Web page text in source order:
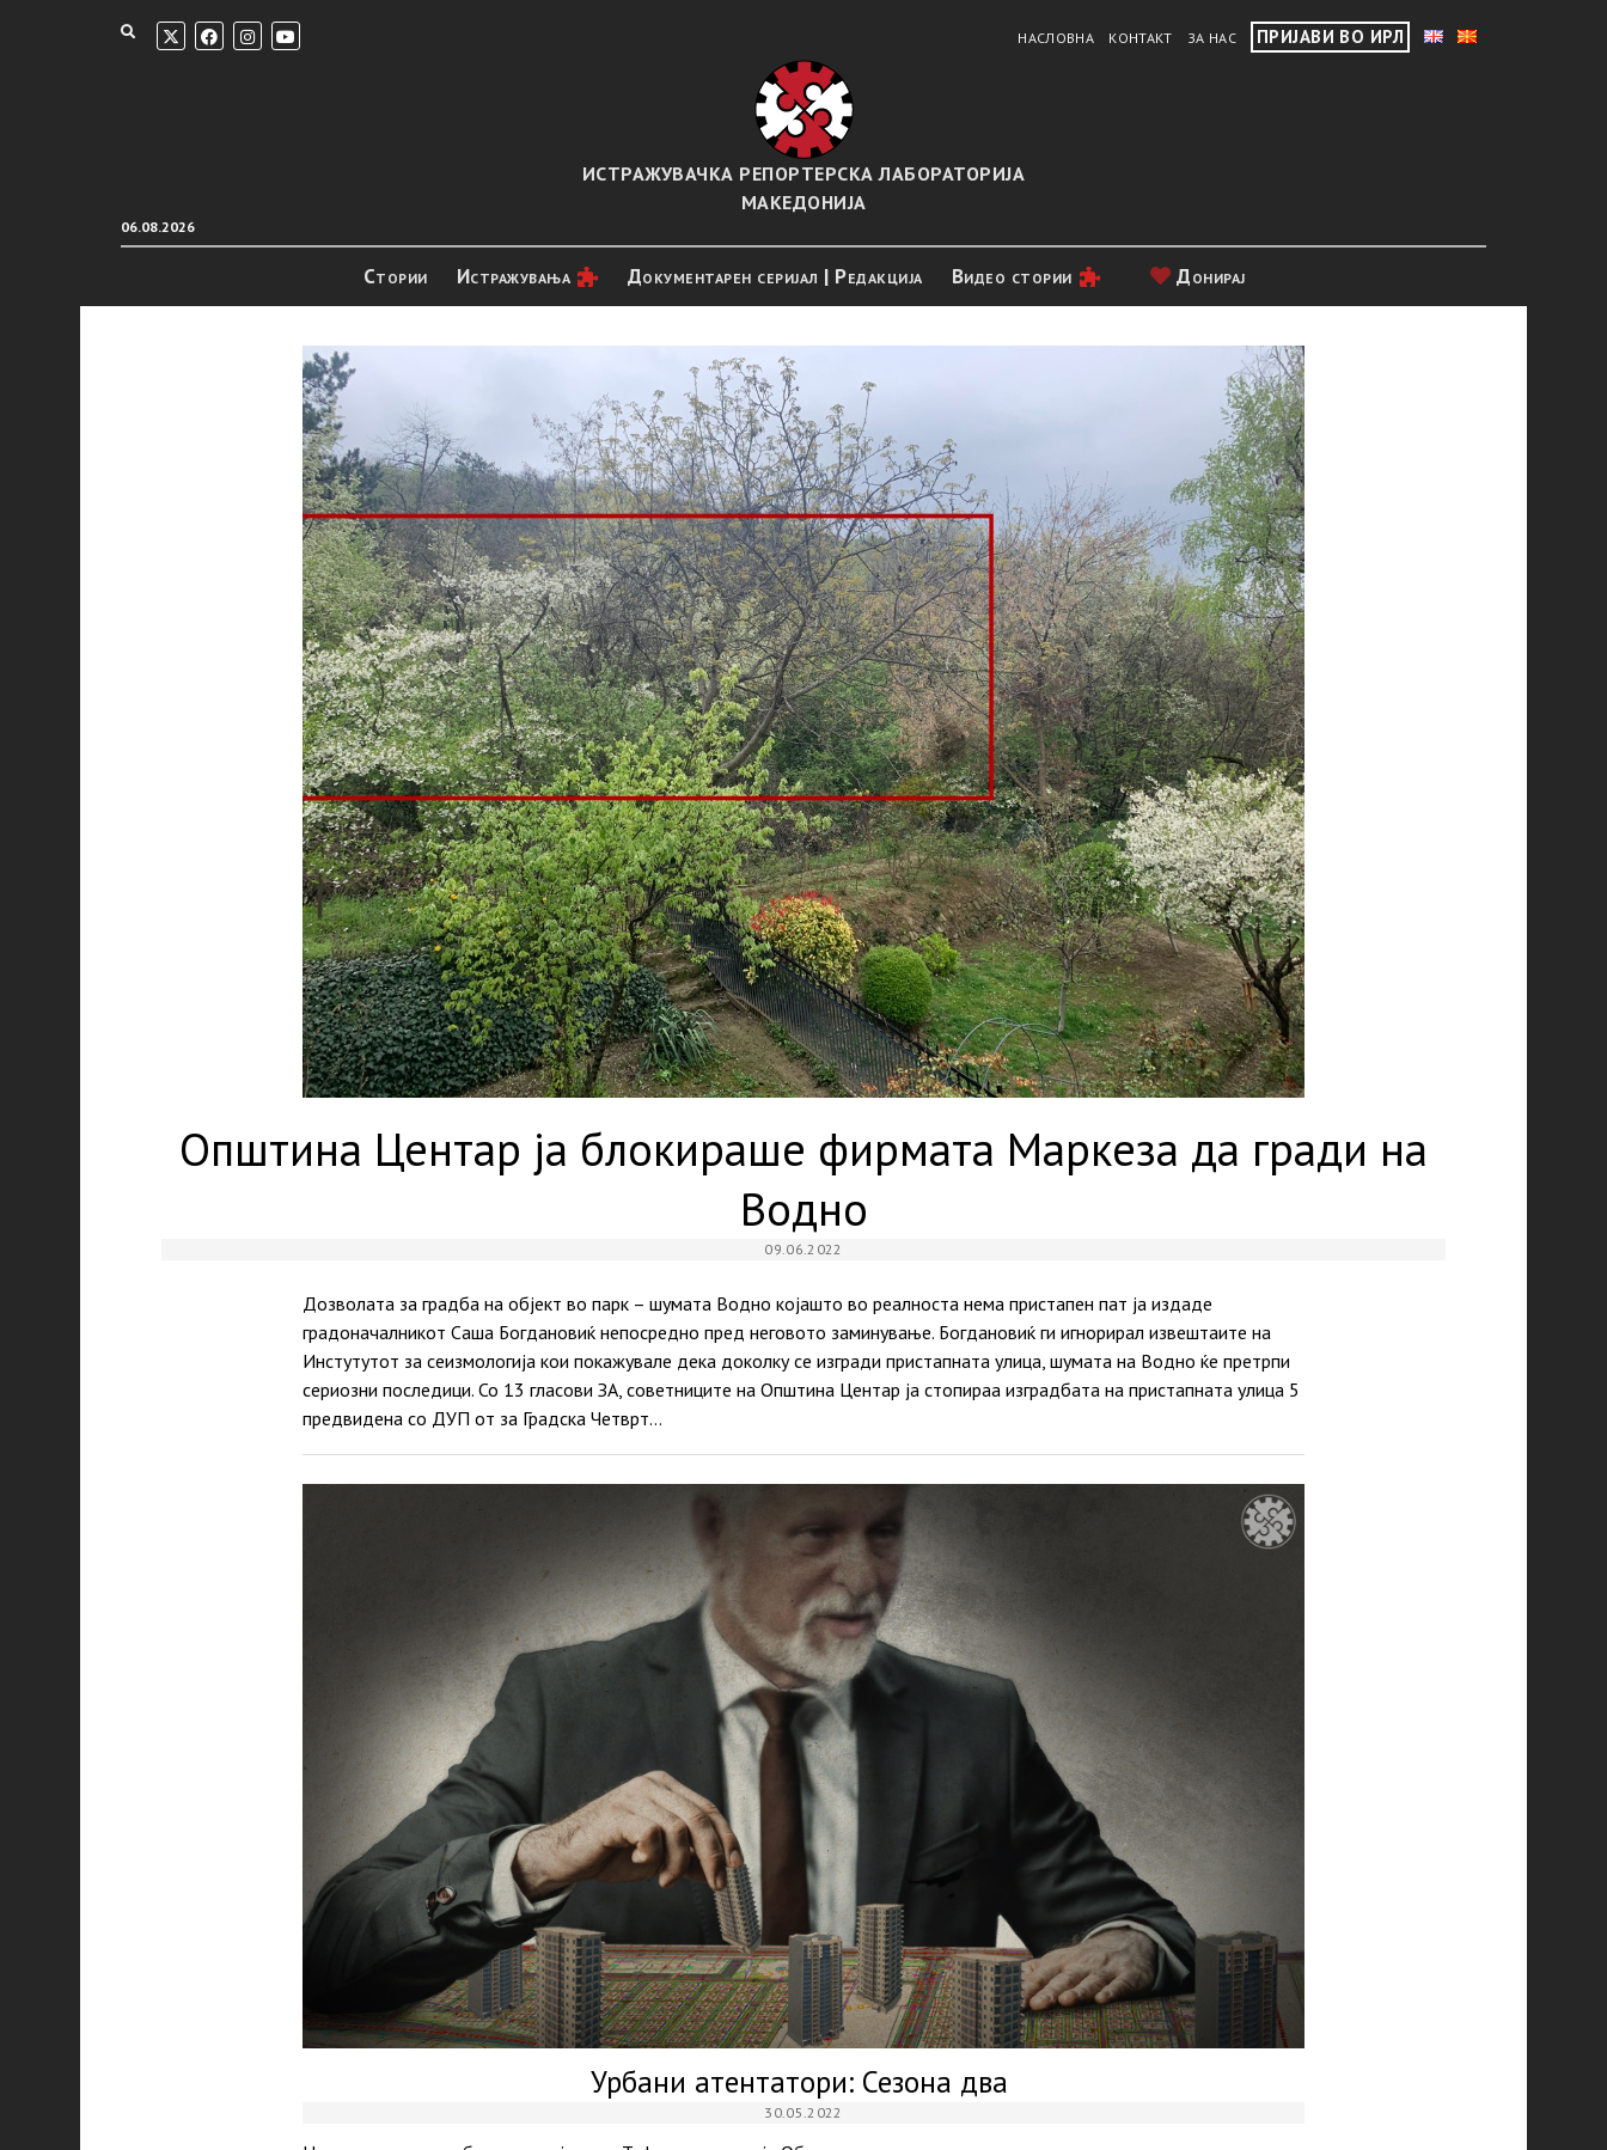
НАСЛОВНА КОНТАКТ ЗА НАС ПРИЈАВИ ВО ИРЛ
06.08.2026
ИСТРАЖУВАЧКА РЕПОРТЕРСКА ЛАБОРАТОРИЈА
МАКЕДОНИЈА
Стории Истражувањa Документарен серијал | Редакција Видео стории Донирај
Општина Центар ја блокираше фирмата Маркеза да гради на
Водно
09.06.2022
Дозволата за градба на објект во парк – шумата Водно којашто во реалноста нема пристапен пат ја издаде
градоначалникот Саша Богдановиќ непосредно пред неговото заминување. Богдановиќ ги игнорирал извештаите на
Инстутутот за сеизмологија кои покажувале дека доколку се изгради пристапната улица, шумата на Водно ќе претрпи
сериозни последици. Со 13 гласови ЗА, советниците на Општина Центар ја стопираа изградбата на пристапната улица 5
предвидена со ДУП от за Градска Четврт…
Урбани атентатори: Сезона два
30.05.2022